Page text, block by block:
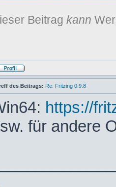
Beitrag kann
des Beitrags: Re: Fritzing 0.9.8
https://
für andere